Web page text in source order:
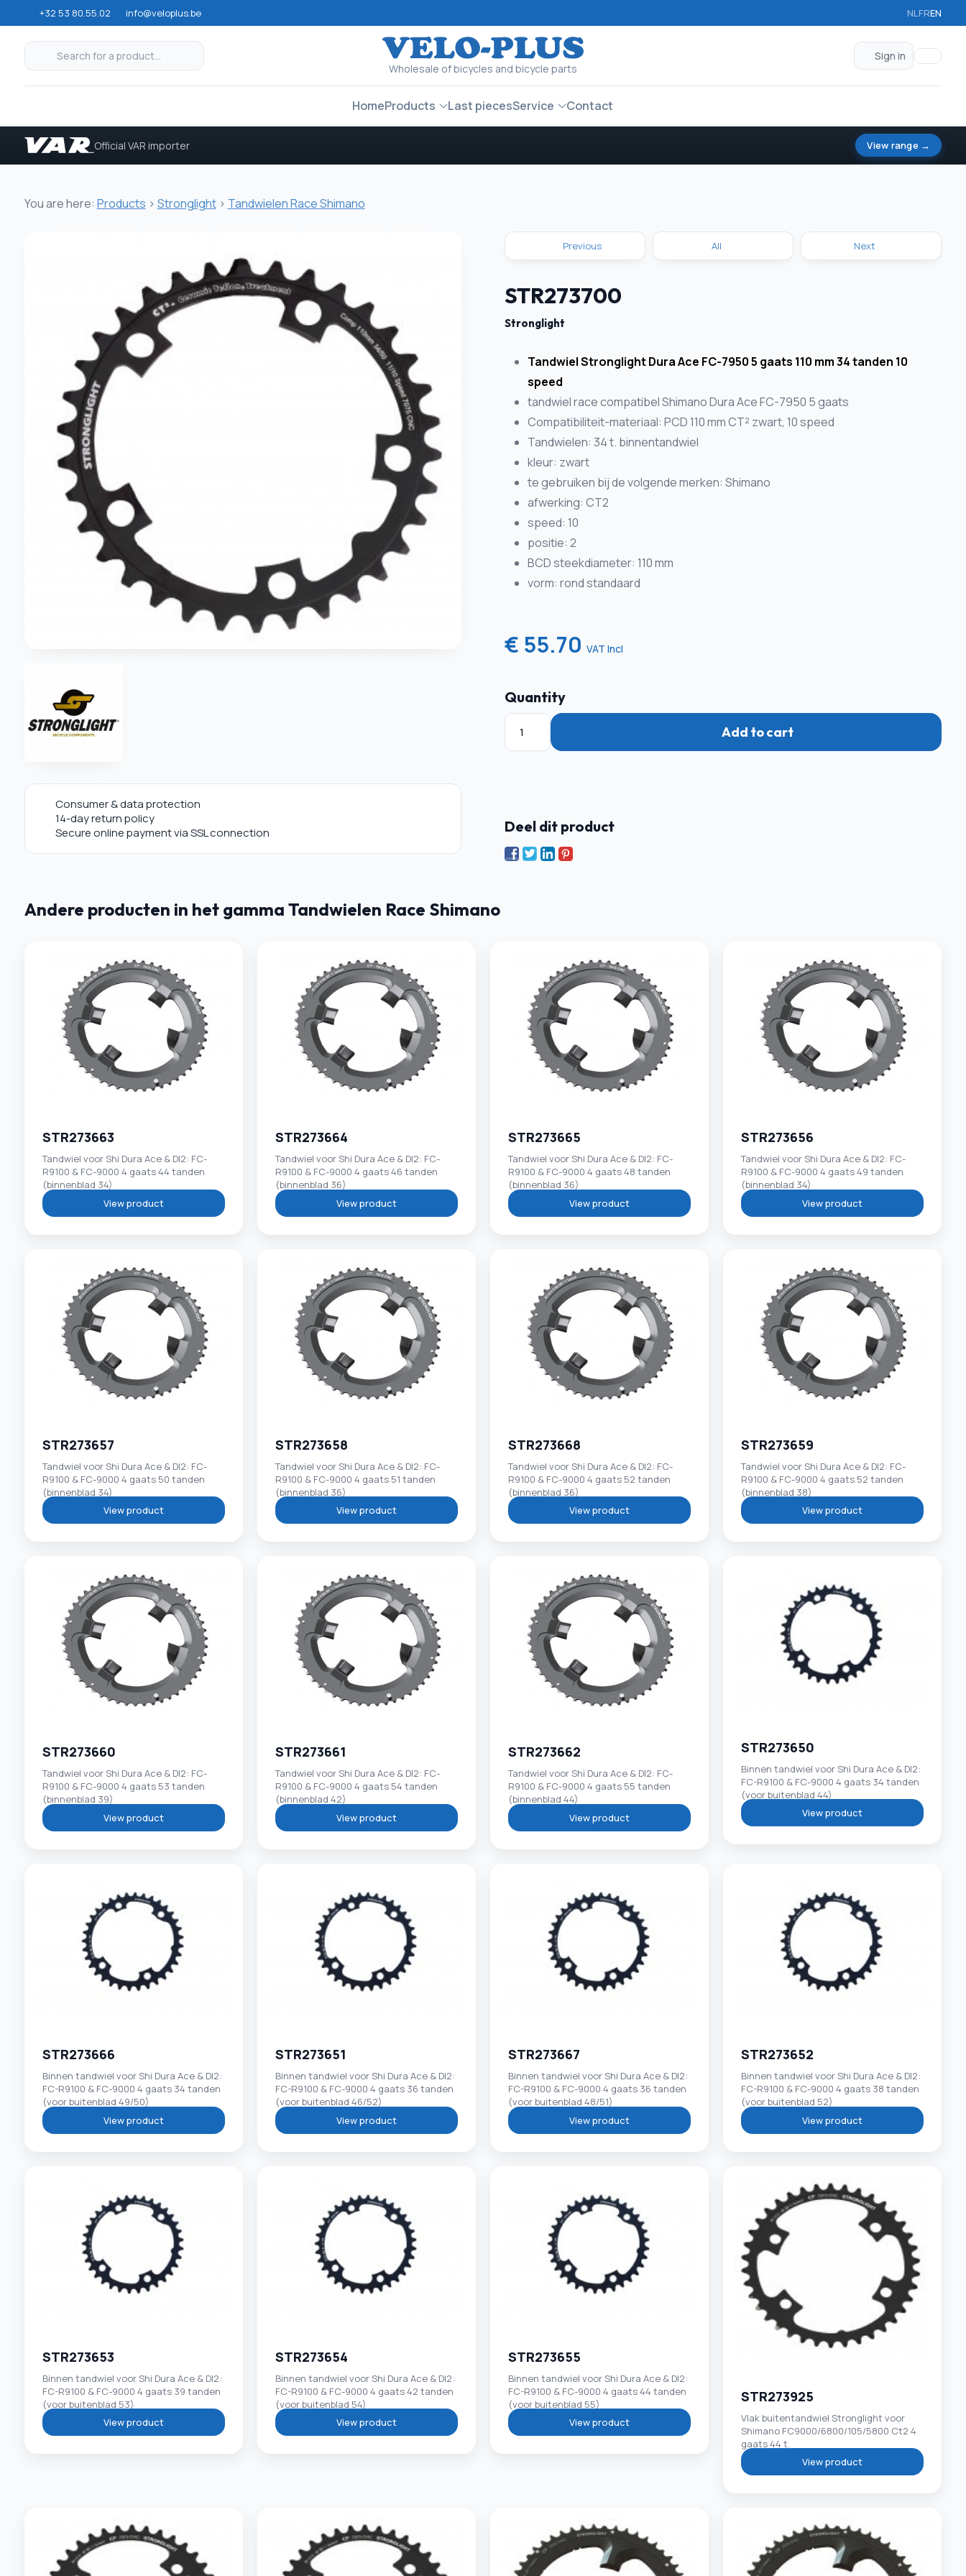
+32 53 80.55.02 info@veloplus.be NLFREN
Wholesale of bicycles and bicycle parts
Sign in
HomeProducts Last piecesService Contact
Official VAR importer View range →
You are here: Products > Stronglight> Tandwielen Race Shimano
Consumer & data protection
14-day return policy
Secure online payment via SSL connection
Previous All Next
STR273700
Stronglight
Tandwiel Stronglight Dura Ace FC-7950 5 gaats 110 mm 34 tanden 10
speed
tandwiel race compatibel Shimano Dura Ace FC-7950 5 gaats
Compatibiliteit-materiaal: PCD 110 mm CT² zwart, 10 speed
Tandwielen: 34 t. binnentandwiel
kleur: zwart
te gebruiken bij de volgende merken: Shimano
afwerking: CT2
speed: 10
positie: 2
BCD steekdiameter: 110 mm
vorm: rond standaard
€ 55.70 VAT Incl
Quantity
Add to cart
Deel dit product
Andere producten in het gamma Tandwielen Race Shimano
STR273663
Tandwiel voor Shi Dura Ace & DI2: FC-
R9100 & FC-9000 4 gaats 44 tanden
(binnenblad 34)
View product
STR273664
Tandwiel voor Shi Dura Ace & DI2: FC-
R9100 & FC-9000 4 gaats 46 tanden
(binnenblad 36)
View product
STR273665
Tandwiel voor Shi Dura Ace & DI2: FC-
R9100 & FC-9000 4 gaats 48 tanden
(binnenblad 36)
View product
STR273656
Tandwiel voor Shi Dura Ace & DI2: FC-
R9100 & FC-9000 4 gaats 49 tanden
(binnenblad 34)
View product
STR273657
Tandwiel voor Shi Dura Ace & DI2: FC-
R9100 & FC-9000 4 gaats 50 tanden
(binnenblad 34)
View product
STR273658
Tandwiel voor Shi Dura Ace & DI2: FC-
R9100 & FC-9000 4 gaats 51 tanden
(binnenblad 36)
View product
STR273668
Tandwiel voor Shi Dura Ace & DI2: FC-
R9100 & FC-9000 4 gaats 52 tanden
(binnenblad 36)
View product
STR273659
Tandwiel voor Shi Dura Ace & DI2: FC-
R9100 & FC-9000 4 gaats 52 tanden
(binnenblad 38)
View product
STR273660
Tandwiel voor Shi Dura Ace & DI2: FC-
R9100 & FC-9000 4 gaats 53 tanden
(binnenblad 39)
View product
STR273661
Tandwiel voor Shi Dura Ace & DI2: FC-
R9100 & FC-9000 4 gaats 54 tanden
(binnenblad 42)
View product
STR273662
Tandwiel voor Shi Dura Ace & DI2: FC-
R9100 & FC-9000 4 gaats 55 tanden
(binnenblad 44)
View product
STR273650
Binnen tandwiel voor Shi Dura Ace & DI2:
FC-R9100 & FC-9000 4 gaats 34 tanden
(voor buitenblad 44)
View product
STR273666
Binnen tandwiel voor Shi Dura Ace & DI2:
FC-R9100 & FC-9000 4 gaats 34 tanden
(voor buitenblad 49/50)
View product
STR273651
Binnen tandwiel voor Shi Dura Ace & DI2:
FC-R9100 & FC-9000 4 gaats 36 tanden
(voor buitenblad 46/52)
View product
STR273667
Binnen tandwiel voor Shi Dura Ace & DI2:
FC-R9100 & FC-9000 4 gaats 36 tanden
(voor buitenblad 48/51)
View product
STR273652
Binnen tandwiel voor Shi Dura Ace & DI2:
FC-R9100 & FC-9000 4 gaats 38 tanden
(voor buitenblad 52)
View product
STR273653
Binnen tandwiel voor Shi Dura Ace & DI2:
FC-R9100 & FC-9000 4 gaats 39 tanden
(voor buitenblad 53)
View product
STR273654
Binnen tandwiel voor Shi Dura Ace & DI2:
FC-R9100 & FC-9000 4 gaats 42 tanden
(voor buitenblad 54)
View product
STR273655
Binnen tandwiel voor Shi Dura Ace & DI2:
FC-R9100 & FC-9000 4 gaats 44 tanden
(voor buitenblad 55)
View product
STR273925
Vlak buitentandwiel Stronglight voor
Shimano FC9000/6800/105/5800 Ct2 4
gaats 44 t.
View product